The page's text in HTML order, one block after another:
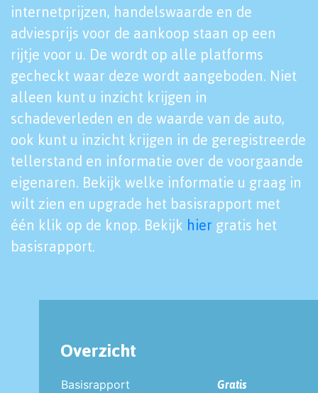
internetprijzen, handelswaarde en de
adviesprijs voor de aankoop staan op een
rijtje voor u. De wordt op alle platforms
gecheckt waar deze wordt aangeboden. Niet
alleen kunt u inzicht krijgen in
schadeverleden en de waarde van de auto,
ook kunt u inzicht krijgen in de geregistreerde
tellerstand en informatie over de voorgaande
eigenaren. Bekijk welke informatie u graag in
wilt zien en upgrade het basisrapport met
één klik op de knop. Bekijk hier gratis het
basisrapport.
Overzicht
Basisrapport
Gratis